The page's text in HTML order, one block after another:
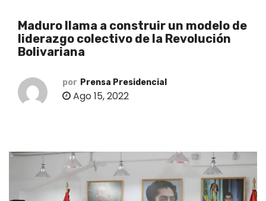
Maduro llama a construir un modelo de
liderazgo colectivo de la Revolución
Bolivariana
por Prensa Presidencial
Ago 15, 2022